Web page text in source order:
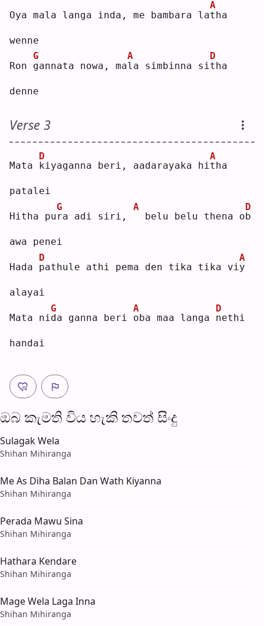
Oya mala langa inda, me bambara lat
A
ha
wenne
Ron g
G
annata nowa, mal
A
a simbinna si t
D
ha
denne
Verse 3
Mata k
D
iyaganna beri, aadarayaka hit
A
ha
patalei
Hitha pur
G
a adi siri,
A
belu belu thena ob
D
awa penei
Hada p
D
athule athi pema den tika tika viy
A
alayai
Mata nid
G
a ganna beri o
A
ba maa langa n
D
ethi
handai
ඔබ කැමති විය හැ​කි තව​ත් සිංදු
Sulagak Wela
Shihan Mihiranga
Me As Diha Balan Dan Wath Kiyanna
Shihan Mihiranga
Perada Mawu Sina
Shihan Mihiranga
Hathara Kendare
Shihan Mihiranga
Mage Wela Laga Inna
Shihan Mihiranga